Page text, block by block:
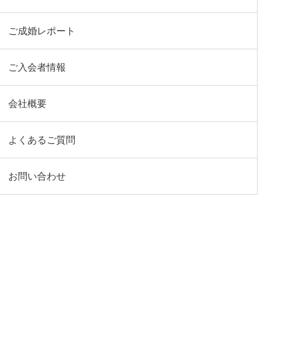
ご成婚レポート
ご入会者情報
会社概要
よくあるご質問
お問い合わせ